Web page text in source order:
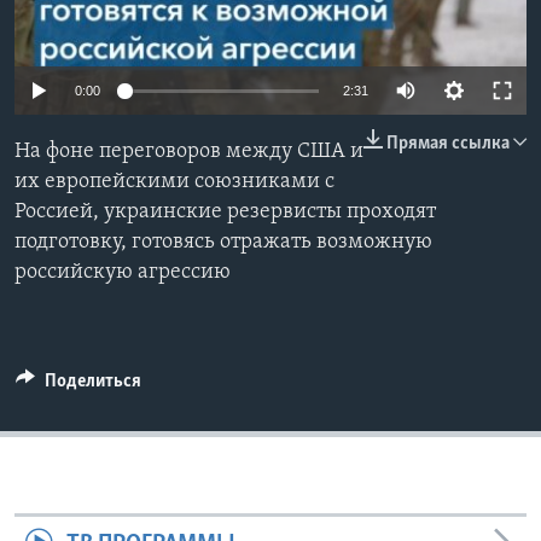
Learning English
Языки
0:00 2:31
Прямая ссылка
На фоне переговоров между США и
их европейскими союзниками с
Россией, украинские резервисты проходят
подготовку, готовясь отражать возможную
российскую агрессию
Поделиться